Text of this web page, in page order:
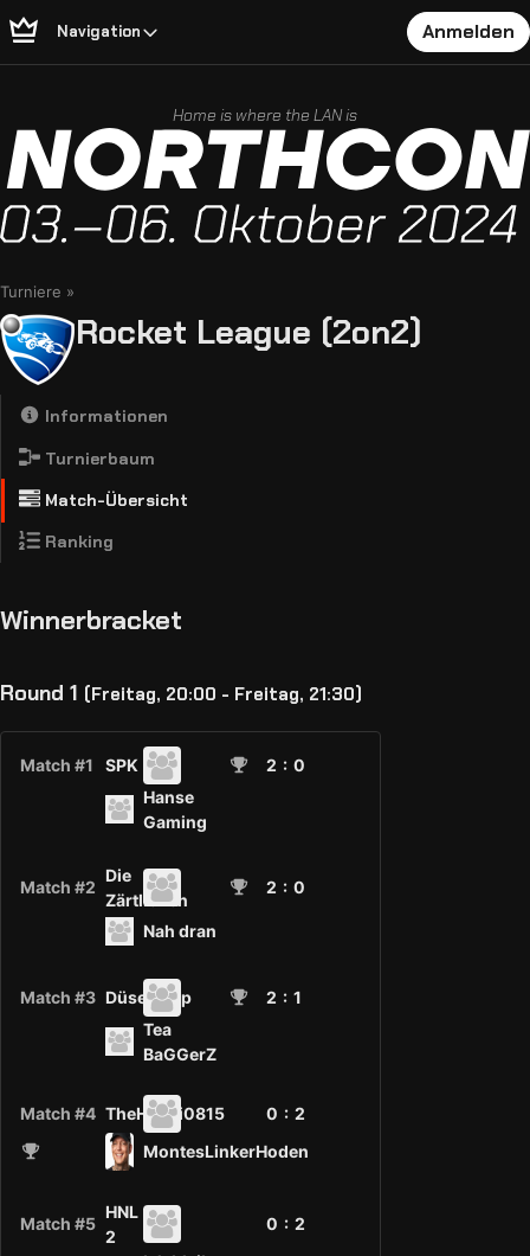
Navigation Anmelden
Home is where the LAN is
Turniere
Rocket League (2on2)
Informationen
Turnierbaum
Match-Übersicht
Ranking
Winnerbracket
Round 1 (Freitag, 20:00 - Freitag, 21:30)
Match #1 SPK 2 : 0
Hanse
Gaming
Match #2
Die
Zärtlichen
2 : 0
Nah dran
Match #3 Düsenjeep 2 : 1
Tea
BaGGerZ
Match #4 TheHanni0815 0 : 2
MontesLinkerHoden
Match #5
HNL
2
0 : 2